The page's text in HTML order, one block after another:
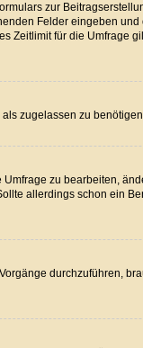
zur
Felder eingeben
Zeitlimit für die Umfrage
zugelassen zu
zu bearbeiten,
allerdings schon ein
durchzuführen,